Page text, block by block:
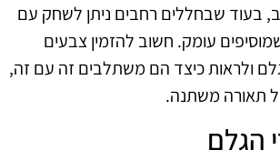
בעוד שבחללים רחבים ניתן לשחק עם
עומק. חשוב להזמין צבעים
ולראות כיצד הם משתלבים זה עם זה,
תאורה משתנה.
הגלם